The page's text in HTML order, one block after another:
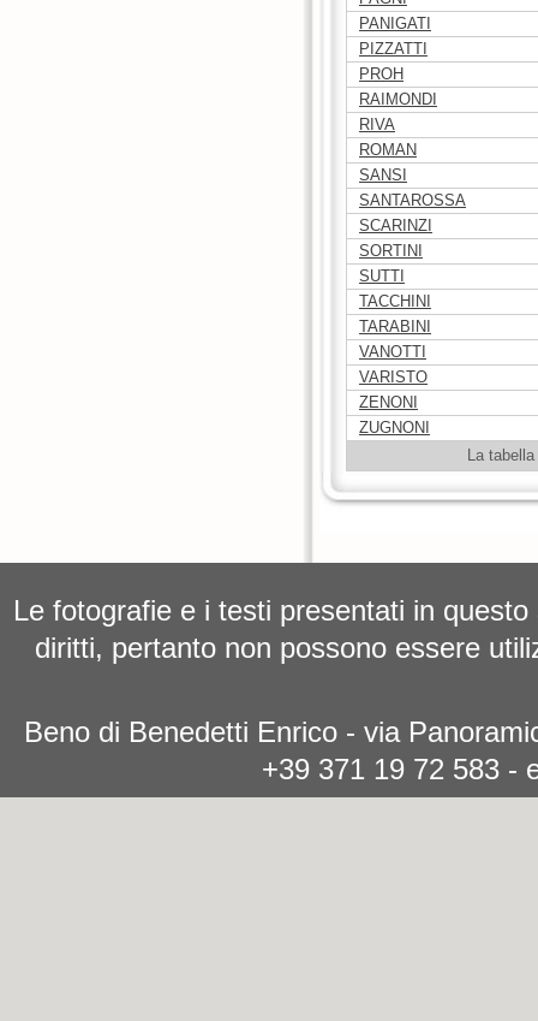
PANIGATI
PIZZATTI
PROH
RAIMONDI
RIVA
ROMAN
SANSI
SANTAROSSA
SCARINZI
SORTINI
SUTTI
TACCHINI
TARABINI
VANOTTI
VARISTO
ZENONI
ZUGNONI
La
Le fotografie e i testi presentati in
diritti, pertanto non possono essere
Beno di Benedetti Enrico - via
+39 371 19 72 583 -